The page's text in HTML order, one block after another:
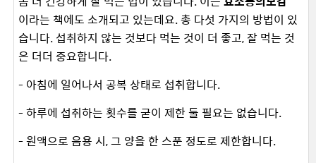
이라는 책에도 소개되고 있는데요. 총 다섯 가지의 방법이 있
습니다. 섭취하지 않는 것보다 먹는 것이 더 좋고, 잘 먹는 것
은 더더 중요합니다.
- 아침에 일어나서 공복 상태로 섭취합니다.
- 하루에 섭취하는 횟수를 굳이 제한 둘 필요는 없습니다.
- 원액으로 음용 시, 그 양을 한 스푼 정도로 제한합니다.